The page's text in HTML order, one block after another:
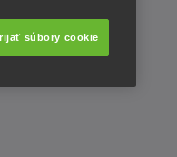
súbory cookie